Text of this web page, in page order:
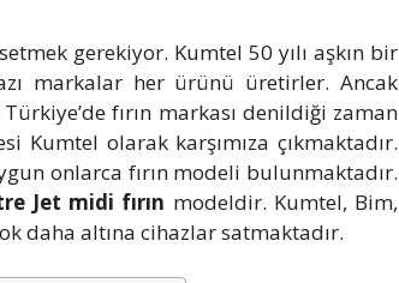
gerekiyor. Kumtel 50 yılı aşkın bir
markalar her ürünü üretirler. Ancak
fırın markası denildiği zaman
Kumtel olarak karşımıza çıkmaktadır.
onlarca fırın modeli bulunmaktadır.
Jet midi fırın modeldir. Kumtel, Bim,
daha altına cihazlar satmaktadır.